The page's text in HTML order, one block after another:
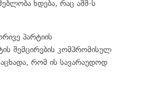
ხდება, რაც აშშ-ს
პარტიის
შემცირების კომპრომისულ
რომ ის სავარაუდოდ